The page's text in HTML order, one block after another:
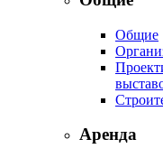
Общие
Аренда